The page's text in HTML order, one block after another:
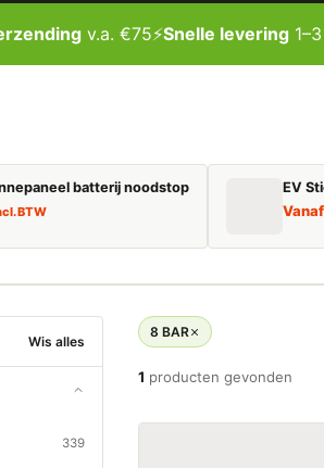
v.a. €75⚡Snelle levering
batterij noodstop
BTW
EV
Vanaf
Wis alles
339
8 BAR
1 producten gevonden